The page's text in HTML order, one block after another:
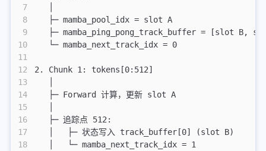
7
8
9
10
11
12
13
14
15
16
17
18
   ├─ mamba_pool_idx = slot A
├─ mamba_ping_pong_track_buffer = [slot B,
   └─ mamba_next_track_idx = 0
2. Chunk 1: tokens[0:512]
   ├─ Forward 计算，更新 slot A
   ├─ 追踪点 512:
   │   ├─ 状态写入 track_buffer[0] (slot B)
   │   └─ mamba_next_track_idx = 1